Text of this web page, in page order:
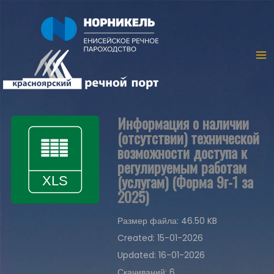
Информация о наличии
(отсутствии) технической
возможности доступа к
регулируемым работам
(услугам) (Форма 9г-1 за
2025)
Размер файла: 46.50 KB
Created: 15-01-2026
Updated: 16-01-2026